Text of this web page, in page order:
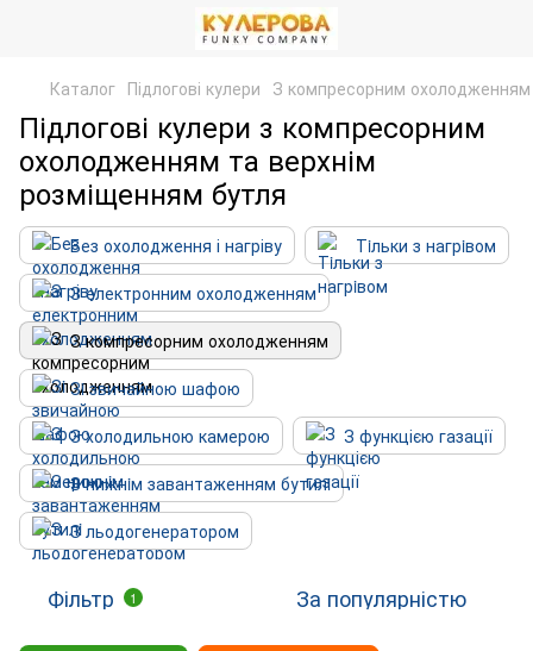
Каталог Підлогові кулери З компресорним охолодженням
Підлогові кулери з компресорним
охолодженням та верхнім
розміщенням бутля
Без охолодження і нагріву
Тiльки з нагрiвом
З електронним охолодженням
З компресорним охолодженням
Зi звичайною шафою
З холодильною камерою
З функцією газації
З нижнiм завантаженням бутилi
З льодогенератором
Фільтр 1 За популярністю